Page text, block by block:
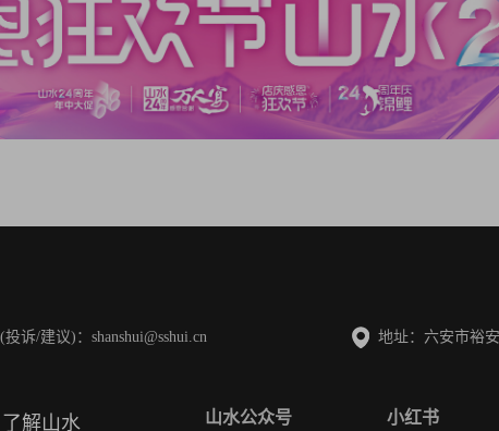
诉/建议)：shanshui@sshui.cn 地址：六安市裕
了解山水 山水公众号 小红书